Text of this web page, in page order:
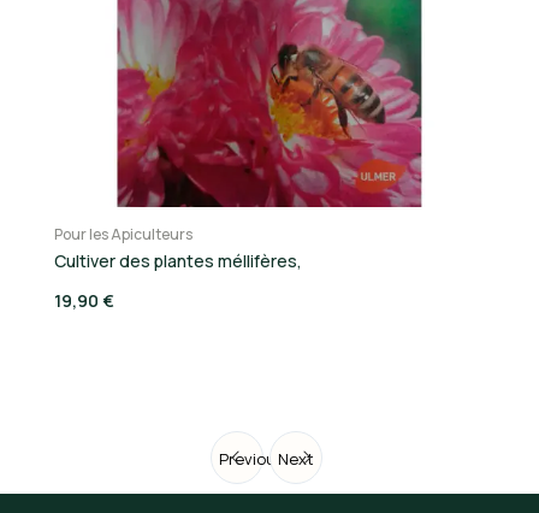
Previous
Pour les Apiculteurs
Cultiver des plantes méllifères,
19,90 €
Next